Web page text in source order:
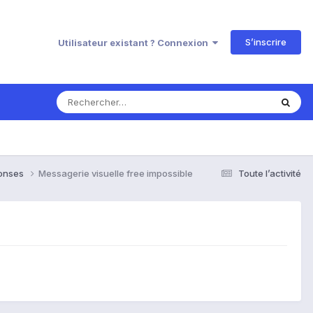
Utilisateur existant ? Connexion S’inscrire
Toute l’activité
Messagerie visuelle free impossible